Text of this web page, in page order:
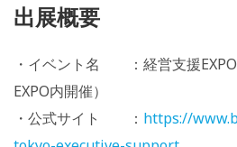
出展概要
・イベント名 ：経営支援
EXPO内開催）
・公式サイト ： https://